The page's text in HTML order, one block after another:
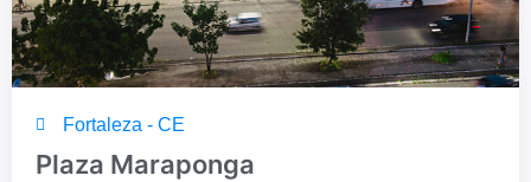
Fortaleza - CE
Plaza Maraponga